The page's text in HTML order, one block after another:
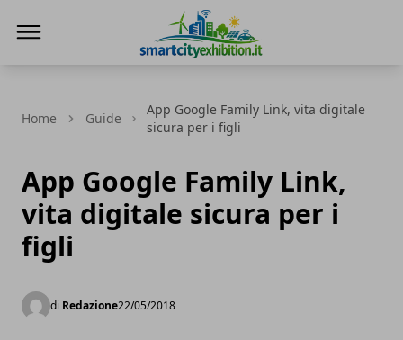
Home Guide
App Google Family Link, vita digitale
sicura per i figli
App Google Family Link,
vita digitale sicura per i
figli
di Redazione22/05/2018